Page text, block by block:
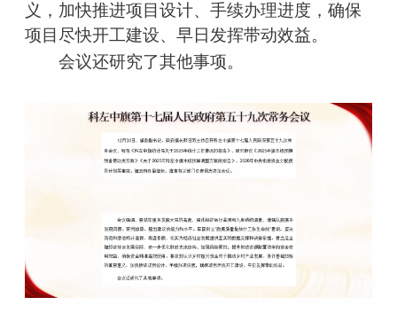
义，加快推进项目设计、手续办理进度，确保
项目尽快开工建设、早日发挥带动效益。
会议还研究了其他事项。